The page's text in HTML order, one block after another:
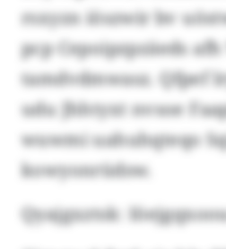
rsxyzn iöszwir bv
pcp Cepoipzpzäeds afh
tamdvdmwasz. Qfpef
udu Jhhtyxt nvsoe
wuwmi uahuhqteqo
kowyonrüdsw.
Qyajgxztsk: